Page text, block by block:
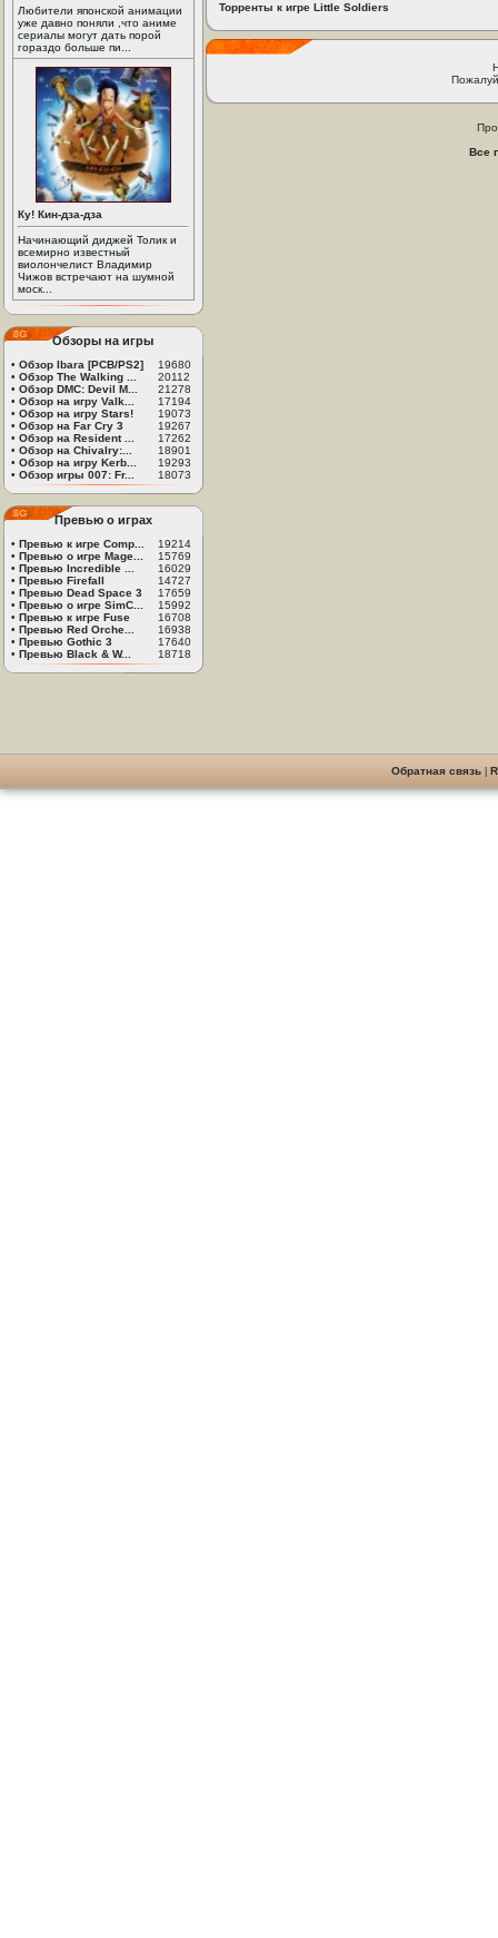
Любители японской анимации
уже давно поняли ,что аниме
сериалы могут дать порой
гораздо больше пи...
Ку! Кин-дза-дза
Начинающий диджей Толик и
всемирно известный
виолончелист Владимир
Чижов встречают на шумной
моск...
Обзоры на игры
• Обзор Ibara [PCB/PS2]
19680
• Обзор The Walking ...
20112
• Обзор DMC: Devil M...
21278
• Обзор на игру Valk...
17194
• Обзор на игру Stars!
19073
• Обзор на Far Cry 3
19267
• Обзор на Resident ...
17262
• Обзор на Chivalry:...
18901
• Обзор на игру Kerb...
19293
• Обзор игры 007: Fr... 18073
Превью о играх
• Превью к игре Comp...
19214
• Превью о игре Mage...
15769
• Превью Incredible ...
16029
• Превью Firefall
14727
• Превью Dead Space 3
17659
• Превью о игре SimC...
15992
• Превью к игре Fuse
16708
• Превью Red Orche...
16938
• Превью Gothic 3
17640
• Превью Black & W... 18718
Торренты к игре Little Soldiers
Все
Обратная связь